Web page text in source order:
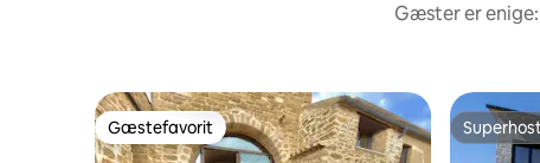
Gæster er
Gæstefavorit
Gæstefavorit